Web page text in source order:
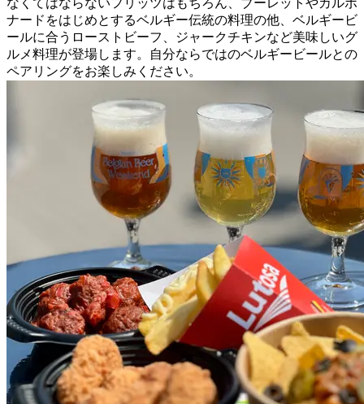
ナードをはじめとするベルギー伝統の料理の他、ベルギービ
ールに合うローストビーフ、ジャークチキンなど美味しいグ
ルメ料理が登場します。自分ならではのベルギービールとの
ペアリングをお楽しみください。